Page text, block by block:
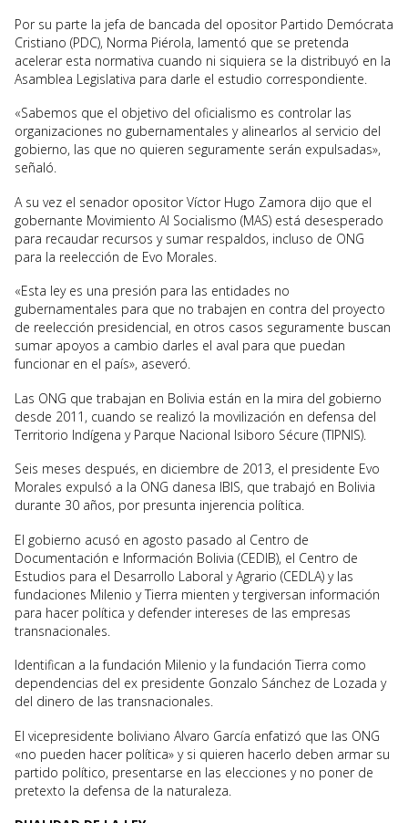
Por su parte la jefa de bancada del opositor Partido Demócrata
Cristiano (PDC), Norma Piérola, lamentó que se pretenda
acelerar esta normativa cuando ni siquiera se la distribuyó en la
Asamblea Legislativa para darle el estudio correspondiente.
«Sabemos que el objetivo del oficialismo es controlar las
organizaciones no gubernamentales y alinearlos al servicio del
gobierno, las que no quieren seguramente serán expulsadas»,
señaló.
A su vez el senador opositor Víctor Hugo Zamora dijo que el
gobernante Movimiento Al Socialismo (MAS) está desesperado
para recaudar recursos y sumar respaldos, incluso de ONG
para la reelección de Evo Morales.
«Esta ley es una presión para las entidades no
gubernamentales para que no trabajen en contra del proyecto
de reelección presidencial, en otros casos seguramente buscan
sumar apoyos a cambio darles el aval para que puedan
funcionar en el país», aseveró.
Las ONG que trabajan en Bolivia están en la mira del gobierno
desde 2011, cuando se realizó la movilización en defensa del
Territorio Indígena y Parque Nacional Isiboro Sécure (TIPNIS).
Seis meses después, en diciembre de 2013, el presidente Evo
Morales expulsó a la ONG danesa IBIS, que trabajó en Bolivia
durante 30 años, por presunta injerencia política.
El gobierno acusó en agosto pasado al Centro de
Documentación e Información Bolivia (CEDIB), el Centro de
Estudios para el Desarrollo Laboral y Agrario (CEDLA) y las
fundaciones Milenio y Tierra mienten y tergiversan información
para hacer política y defender intereses de las empresas
transnacionales.
Identifican a la fundación Milenio y la fundación Tierra como
dependencias del ex presidente Gonzalo Sánchez de Lozada y
del dinero de las transnacionales.
El vicepresidente boliviano Alvaro García enfatizó que las ONG
«no pueden hacer política» y si quieren hacerlo deben armar su
partido político, presentarse en las elecciones y no poner de
pretexto la defensa de la naturaleza.